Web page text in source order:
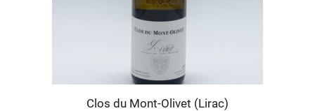
Clos du Mont-Olivet (Lirac)